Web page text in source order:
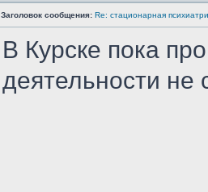
Заголовок сообщения: Re: стационарная
В Курске пока
деятельности